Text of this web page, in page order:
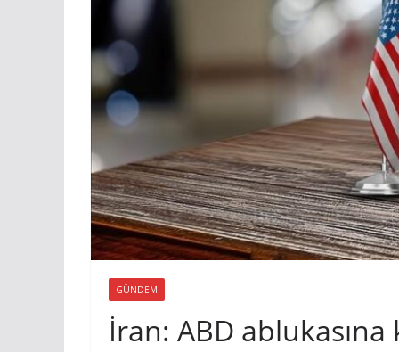
GÜNDEM
İran: ABD ablukasına